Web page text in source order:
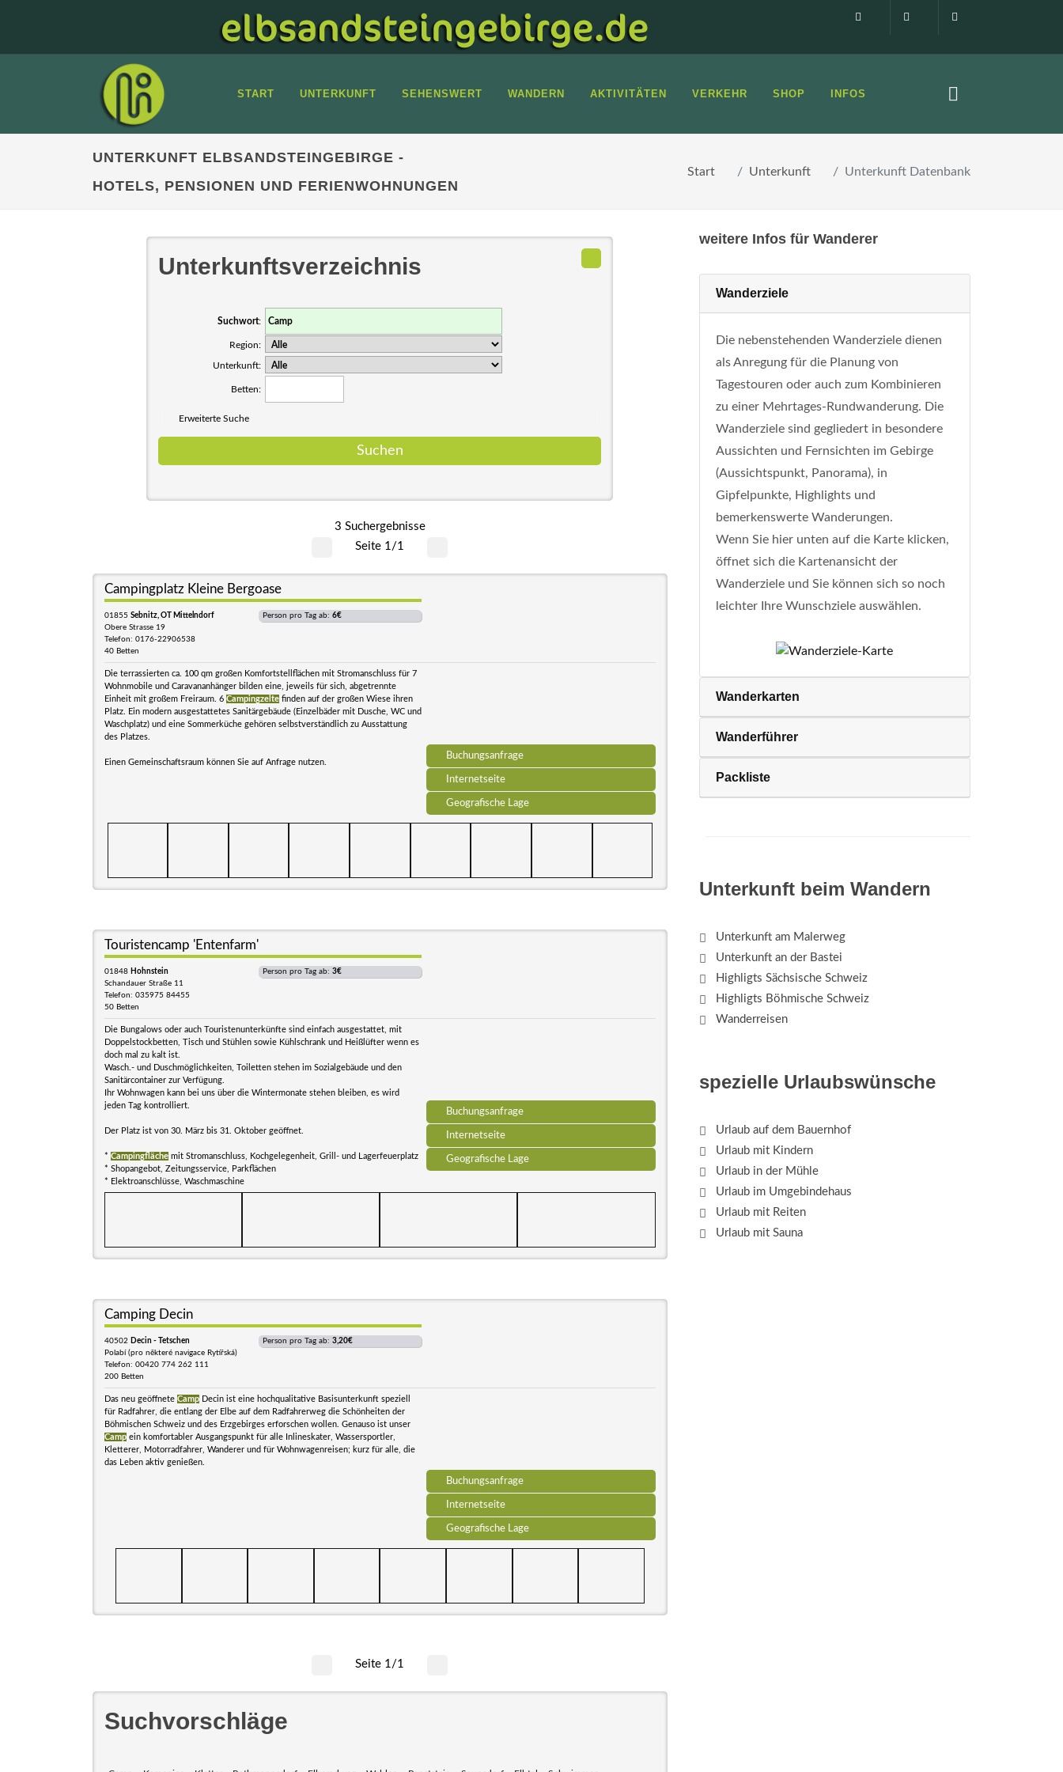
Impressum0160 99873408
START UNTERKUNFT SEHENSWERT WANDERN AKTIVITÄTEN VERKEHR SHOP INFOS
UNTERKUNFT ELBSANDSTEINGEBIRGE -
HOTELS, PENSIONEN UND FERIENWOHNUNGEN
Start Unterkunft Unterkunft Datenbank
Unterkunftsverzeichnis
Suchwort:
Region:
Unterkunft:
Betten:
Erweiterte Suche
3 Suchergebnisse
Seite 1/1
Buchungsanfrage
Internetseite
Geografische Lage
Campingplatz Kleine Bergoase
01855 Sebnitz, OT Mittelndorf
Obere Strasse 19
Telefon: 0176-22906538
40 Betten
Person pro Tag ab: 6€
Die terrassierten ca. 100 qm großen Komfortstellflächen mit Stromanschluss für 7
Wohnmobile und Caravananhänger bilden eine, jeweils für sich, abgetrennte
Einheit mit großem Freiraum. 6 Campingzelte finden auf der großen Wiese ihren
Platz. Ein modern ausgestattetes Sanitärgebäude (Einzelbäder mit Dusche, WC und
Waschplatz) und eine Sommerküche gehören selbstverständlich zu Ausstattung
des Platzes.
Einen Gemeinschaftsraum können Sie auf Anfrage nutzen.
Buchungsanfrage
Internetseite
Geografische Lage
Touristencamp 'Entenfarm'
01848 Hohnstein
Schandauer Straße 11
Telefon: 035975 84455
50 Betten
Person pro Tag ab: 3€
Die Bungalows oder auch Touristenunterkünfte sind einfach ausgestattet, mit
Doppelstockbetten, Tisch und Stühlen sowie Kühlschrank und Heißlüfter wenn es
doch mal zu kalt ist.
Wasch.- und Duschmöglichkeiten, Toiletten stehen im Sozialgebäude und den
Sanitärcontainer zur Verfügung.
Ihr Wohnwagen kann bei uns über die Wintermonate stehen bleiben, es wird
jeden Tag kontrolliert.
Der Platz ist von 30. März bis 31. Oktober geöffnet.
* Campingfläche mit Stromanschluss, Kochgelegenheit, Grill- und Lagerfeuerplatz
* Shopangebot, Zeitungsservice, Parkflächen
* Elektroanschlüsse, Waschmaschine
Buchungsanfrage
Internetseite
Geografische Lage
Camping Decin
40502 Decin - Tetschen
Polabí (pro některé navigace Rytířská)
Telefon: 00420 774 262 111
200 Betten
Person pro Tag ab: 3,20€
Das neu geöffnete Camp Decin ist eine hochqualitative Basisunterkunft speziell
für Radfahrer, die entlang der Elbe auf dem Radfahrerweg die Schönheiten der
Böhmischen Schweiz und des Erzgebirges erforschen wollen. Genauso ist unser
Camp ein komfortabler Ausgangspunkt für alle Inlineskater, Wassersportler,
Kletterer, Motorradfahrer, Wanderer und für Wohnwagenreisen; kurz für alle, die
das Leben aktiv genießen.
Seite 1/1
Suchvorschläge
weitere Infos für Wanderer
Wanderziele
Die nebenstehenden Wanderziele dienen
als Anregung für die Planung von
Tagestouren oder auch zum Kombinieren
zu einer Mehrtages-Rundwanderung. Die
Wanderziele sind gegliedert in besondere
Aussichten und Fernsichten im Gebirge
(Aussichtspunkt, Panorama), in
Gipfelpunkte, Highlights und
bemerkenswerte Wanderungen.
Wenn Sie hier unten auf die Karte klicken,
öffnet sich die Kartenansicht der
Wanderziele und Sie können sich so noch
leichter Ihre Wunschziele auswählen.
Wanderkarten
Wanderführer
Packliste
Unterkunft beim Wandern
Unterkunft am Malerweg
Unterkunft an der Bastei
Highligts Sächsische Schweiz
Highligts Böhmische Schweiz
Wanderreisen
spezielle Urlaubswünsche
Urlaub auf dem Bauernhof
Urlaub mit Kindern
Urlaub in der Mühle
Urlaub im Umgebindehaus
Urlaub mit Reiten
Urlaub mit Sauna